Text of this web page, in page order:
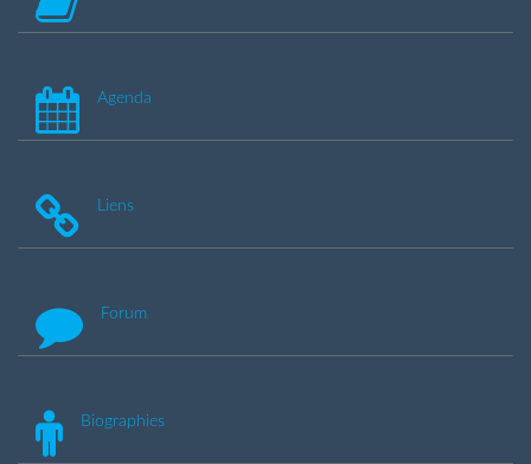
Agenda
Liens
Forum
Biographies